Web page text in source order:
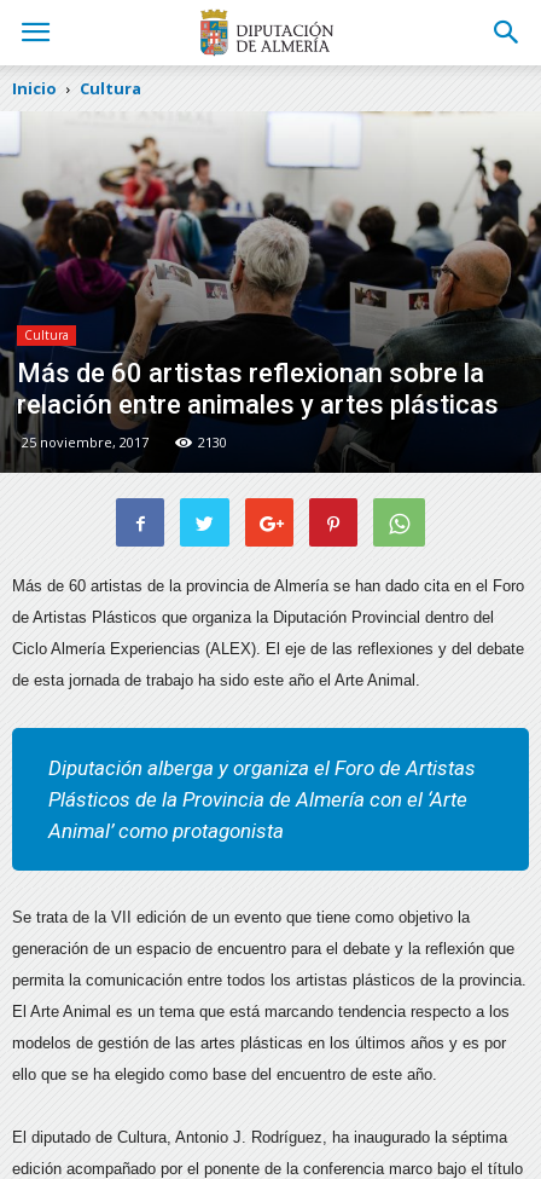
Inicio Cultura
Cultura
Más de 60 artistas reflexionan sobre la
relación entre animales y artes plásticas
25 noviembre, 2017 2130
Más de 60 artistas de la provincia de Almería se han dado cita en el Foro
de Artistas Plásticos que organiza la Diputación Provincial dentro del
Ciclo Almería Experiencias (ALEX). El eje de las reflexiones y del debate
de esta jornada de trabajo ha sido este año el Arte Animal.
Diputación alberga y organiza el Foro de Artistas
Plásticos de la Provincia de Almería con el ‘Arte
Animal’ como protagonista
Se trata de la VII edición de un evento que tiene como objetivo la
generación de un espacio de encuentro para el debate y la reflexión que
permita la comunicación entre todos los artistas plásticos de la provincia.
El Arte Animal es un tema que está marcando tendencia respecto a los
modelos de gestión de las artes plásticas en los últimos años y es por
ello que se ha elegido como base del encuentro de este año.
El diputado de Cultura, Antonio J. Rodríguez, ha inaugurado la séptima
edición acompañado por el ponente de la conferencia marco bajo el título